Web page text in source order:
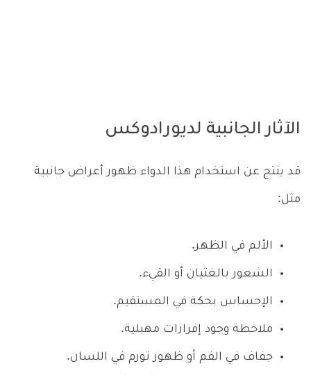
الآثار الجانبية لديورادوكس
قد ينتج عن استخدام هذا الدواء ظهور أعراض جانبية
مثل:
الألم في الظهر.
الشعور بالغثيان أو القيء.
الإحساس بحكة في المستقيم.
ملاحظة وجود إفرازات مهبلية.
جفاف في الفم أو ظهور تورم في اللسان.